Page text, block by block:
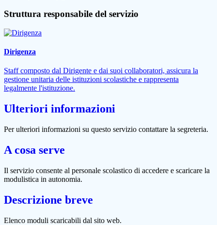
Struttura responsabile del servizio
Dirigenza
Staff composto dal Dirigente e dai suoi collaboratori, assicura la
gestione unitaria delle istituzioni scolastiche e rappresenta
legalmente l'istituzione.
Ulteriori informazioni
Per ulteriori informazioni su questo servizio contattare la segreteria.
A cosa serve
Il servizio consente al personale scolastico di accedere e scaricare la
modulistica in autonomia.
Descrizione breve
Elenco moduli scaricabili dal sito web.